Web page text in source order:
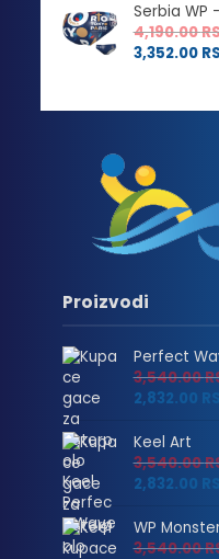
Serbia WP
4,190.00
3,352.00
Proizvodi
Perfect
3,540.00
2,832.00
Keel Art
3,540.00
2,832.00
WP
3,540.00